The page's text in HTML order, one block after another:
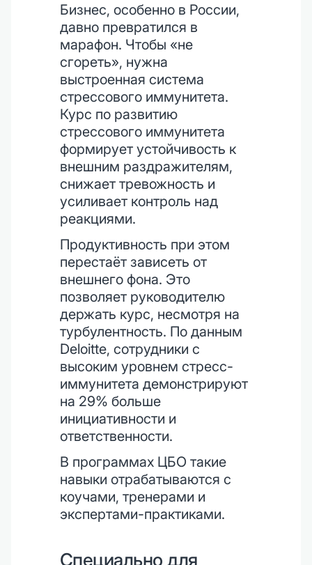
Бизнес, особенно в России,
давно превратился в
марафон. Чтобы «не
сгореть», нужна
выстроенная система
стрессового иммунитета.
Курс по развитию
стрессового иммунитета
формирует устойчивость к
внешним раздражителям,
снижает тревожность и
усиливает контроль над
реакциями.
Продуктивность при этом
перестаёт зависеть от
внешнего фона. Это
позволяет руководителю
держать курс, несмотря на
турбулентность. По данным
Deloitte, сотрудники с
высоким уровнем стресс-
иммунитета демонстрируют
на 29% больше
инициативности и
ответственности.
В программах ЦБО такие
навыки отрабатываются с
коучами, тренерами и
экспертами-практиками.
Специально для